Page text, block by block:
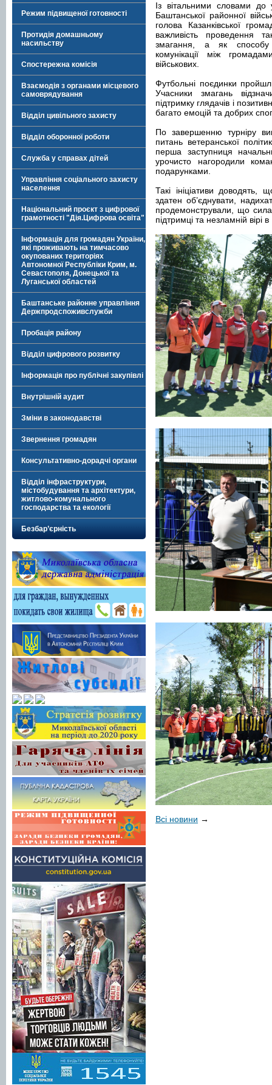
Режим підвищеної готовності
Протидія домашньому
насильству
Спостережна комісія
Взаємодія з органами місцевого
самоврядування
Відділ цивільного захисту
Відділ оборонної роботи
Служба у справах дітей
Управління соціального захисту
населення
Національний проєкт з цифрової
грамотності "Дія.Цифрова освіта"
Інформація для громадян України,
які проживають на тимчасово
окупованих територіях
Автономної Республіки Крим, м.
Севастополя, Донецької та
Луганської областей
Баштанське районне управління
Держпродспоживслужби
Пробація району
Відділ цифрового розвитку
Інформація про публічні закупівлі
Внутрішній аудит
Зміни в законодавстві
Звернення громадян
Консультативно-дорадчі органи
Відділ інфраструктури,
містобудування та архітектури,
житлово-комунального
господарства та екології
Безбар’єрність
Із вітальними словами до
Баштанської районної
голова Казанківської
важливість проведення
змагання, а як способу
комунікації між
військових.
Футбольні поєдинки
Учасники змагань
підтримку глядачів і
багато емоцій та добрих
По завершенню турніру
питань ветеранської
перша заступниця
урочисто нагородили
подарунками.
Такі ініціативи
здатен об’єднувати,
продемонстрували, що сила
підтримці та незламній вірі
Всі новини →